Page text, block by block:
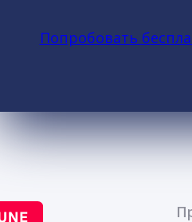
Попробовать